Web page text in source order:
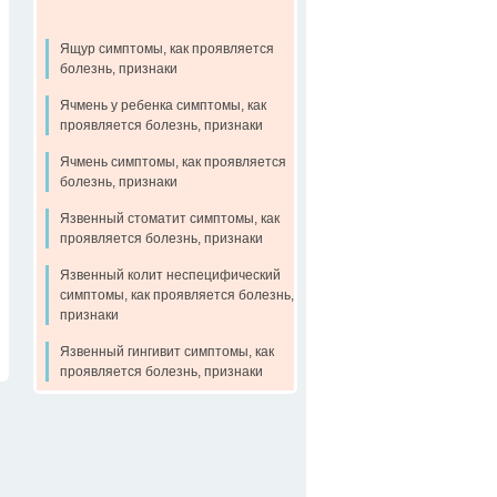
Ящур симптомы, как проявляется
болезнь, признаки
Ячмень у ребенка симптомы, как
проявляется болезнь, признаки
Ячмень симптомы, как проявляется
болезнь, признаки
Язвенный стоматит симптомы, как
проявляется болезнь, признаки
Язвенный колит неспецифический
симптомы, как проявляется болезнь,
признаки
Язвенный гингивит симптомы, как
проявляется болезнь, признаки